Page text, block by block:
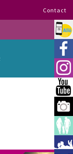
Contact
Allo